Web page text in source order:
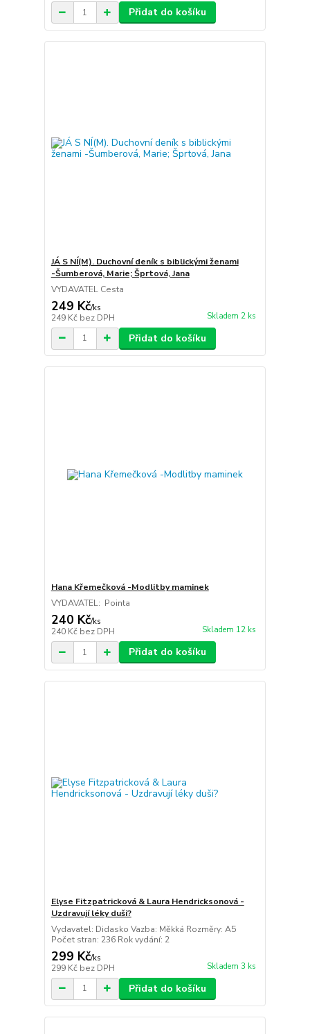
Přidat do košíku
JÁ S NÍ(M). Duchovní deník s biblickými ženami
-Šumberová, Marie; Šprtová, Jana
VYDAVATEL Cesta
249 Kč/ks
249 Kč bez DPH Skladem 2 ks
Přidat do košíku
Hana Křemečková -Modlitby maminek
VYDAVATEL: Pointa
240 Kč/ks
240 Kč bez DPH Skladem 12 ks
Přidat do košíku
Elyse Fitzpatricková & Laura Hendricksonová -
Uzdravují léky duši?
Vydavatel: Didasko Vazba: Měkká Rozměry: A5
Počet stran: 236 Rok vydání: 2
299 Kč/ks
299 Kč bez DPH Skladem 3 ks
Přidat do košíku